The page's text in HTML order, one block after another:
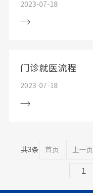
2023-07-18
门诊就医流程
2023-07-18
共3条 首页 上一页